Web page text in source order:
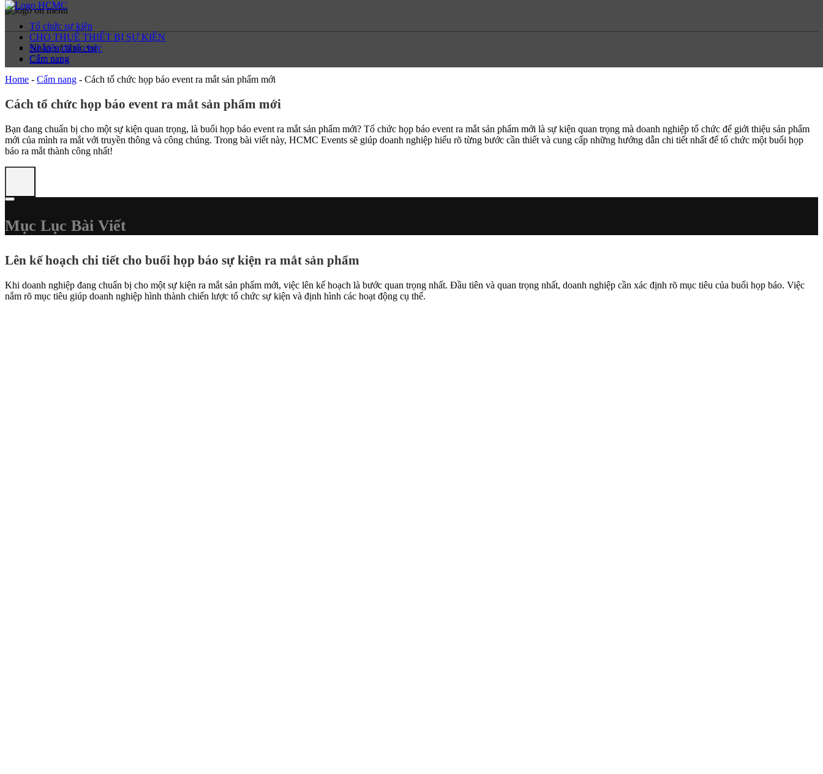
Nhân sự phục vụ
Cẩm nang
Tổ chức sự kiện
CHO THUÊ THIẾT BỊ SỰ KIỆN
Sự kiện đã tổ chức
Cẩm nang
Home - Cẩm nang - Cách tổ chức họp báo event ra mắt sản phẩm mới
Cách tổ chức họp báo event ra mắt sản phẩm mới
Bạn đang chuẩn bị cho một sự kiện quan trọng, là buổi họp báo event ra mắt sản phẩm mới? Tổ chức họp báo event ra mắt sản phẩm mới là sự kiện quan trọng mà doanh nghiệp tổ chức để giới thiệu sản phẩm
mới của mình ra mắt với truyền thông và công chúng. Trong bài viết này, HCMC Events sẽ giúp doanh nghiệp hiểu rõ từng bước cần thiết và cung cấp những hướng dẫn chi tiết nhất để tổ chức một buổi họp
báo ra mắt thành công nhất!
Mục Lục Bài Viết
Lên kế hoạch chi tiết cho buổi họp báo sự kiện ra mắt sản phẩm
Khi doanh nghiệp đang chuẩn bị cho một sự kiện ra mắt sản phẩm mới, việc lên kế hoạch là bước quan trọng nhất. Đầu tiên và quan trọng nhất, doanh nghiệp cần xác định rõ mục tiêu của buổi họp báo. Việc
nắm rõ mục tiêu giúp doanh nghiệp hình thành chiến lược tổ chức sự kiện và định hình các hoạt động cụ thể.